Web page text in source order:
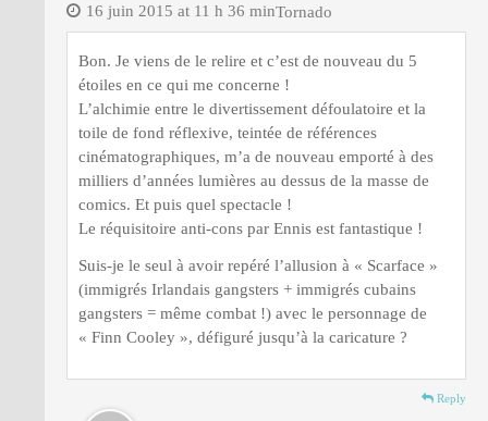
Tornado
16 juin 2015 at 11 h 36 min
Bon. Je viens de le relire et c’est de nouveau du 5
étoiles en ce qui me concerne !
L’alchimie entre le divertissement défoulatoire et la
toile de fond réflexive, teintée de références
cinématographiques, m’a de nouveau emporté à des
milliers d’années lumières au dessus de la masse de
comics. Et puis quel spectacle !
Le réquisitoire anti-cons par Ennis est fantastique !
Suis-je le seul à avoir repéré l’allusion à « Scarface »
(immigrés Irlandais gangsters + immigrés cubains
gangsters = même combat !) avec le personnage de
« Finn Cooley », défiguré jusqu’à la caricature ?
Reply